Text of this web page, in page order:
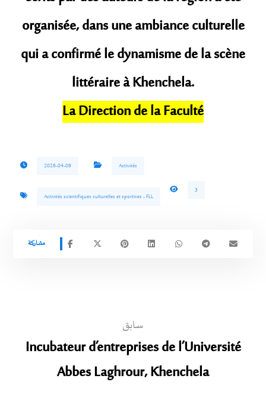
organisée, dans une ambiance culturelle
qui a confirmé le dynamisme de la scène
littéraire à Khenchela.
La Direction de la Faculté
2026-04-09 Activités
Activités scientifiques culturelles et sportives - FLL
3
سابق
Incubateur d’entreprises de l’Université
Abbes Laghrour, Khenchela